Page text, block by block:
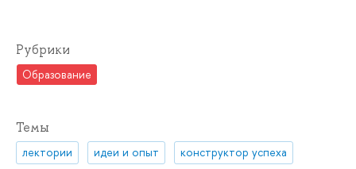
Рубрики
Образование
Темы
лектории идеи и опыт
конструктор успеха